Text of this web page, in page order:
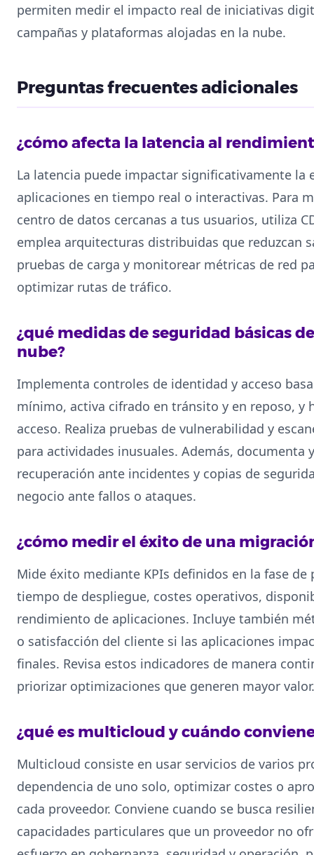
permiten medir el impacto real de iniciativas
campañas y plataformas alojadas en la nube.
Preguntas frecuentes adicionales
¿cómo afecta la latencia al
La latencia puede impactar significativamente la
aplicaciones en tiempo real o interactivas. Para
centro de datos cercanas a tus usuarios, utiliza
emplea arquitecturas distribuidas que reduzcan
pruebas de carga y monitorear métricas de red
optimizar rutas de tráfico.
¿qué medidas de seguridad básicas
nube?
Implementa controles de identidad y acceso
mínimo, activa cifrado en tránsito y en reposo, y
acceso. Realiza pruebas de vulnerabilidad y
para actividades inusuales. Además, documenta
recuperación ante incidentes y copias de
negocio ante fallos o ataques.
¿cómo medir el éxito de una
Mide éxito mediante KPIs definidos en la fase
tiempo de despliegue, costes operativos,
rendimiento de aplicaciones. Incluye también
o satisfacción del cliente si las aplicaciones
finales. Revisa estos indicadores de manera
priorizar optimizaciones que generen mayor valor.
¿qué es multicloud y cuándo
Multicloud consiste en usar servicios de varios
dependencia de uno solo, optimizar costes o
cada proveedor. Conviene cuando se busca
capacidades particulares que un proveedor no